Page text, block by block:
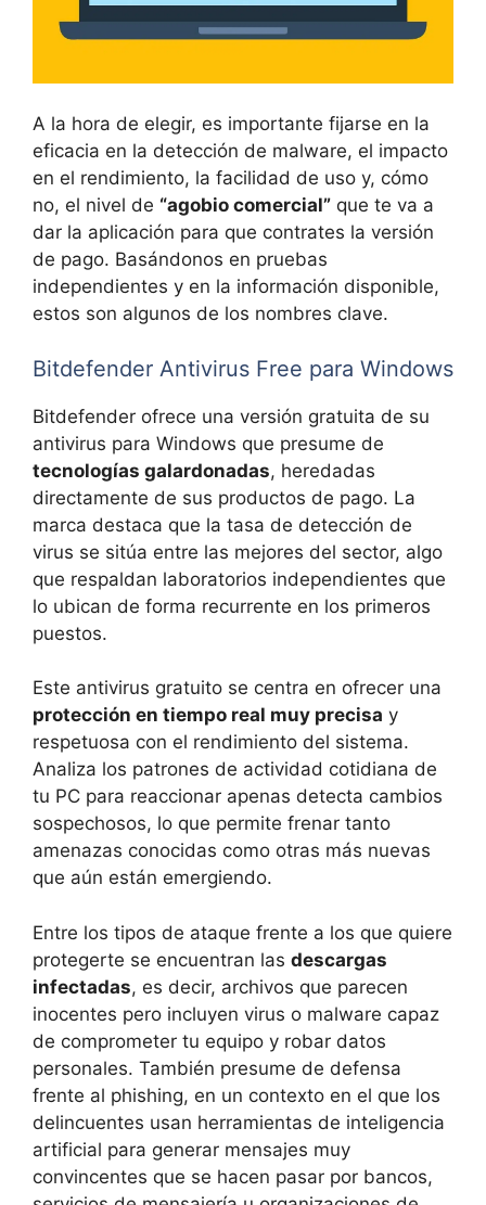
A la hora de elegir, es importante fijarse en la
eficacia en la detección de malware, el impacto
en el rendimiento, la facilidad de uso y, cómo
no, el nivel de “agobio comercial” que te va a
dar la aplicación para que contrates la versión
de pago. Basándonos en pruebas
independientes y en la información disponible,
estos son algunos de los nombres clave.
Bitdefender Antivirus Free para Windows
Bitdefender ofrece una versión gratuita de su
antivirus para Windows que presume de
tecnologías galardonadas, heredadas
directamente de sus productos de pago. La
marca destaca que la tasa de detección de
virus se sitúa entre las mejores del sector, algo
que respaldan laboratorios independientes que
lo ubican de forma recurrente en los primeros
puestos.
Este antivirus gratuito se centra en ofrecer una
protección en tiempo real muy precisa y
respetuosa con el rendimiento del sistema.
Analiza los patrones de actividad cotidiana de
tu PC para reaccionar apenas detecta cambios
sospechosos, lo que permite frenar tanto
amenazas conocidas como otras más nuevas
que aún están emergiendo.
Entre los tipos de ataque frente a los que quiere
protegerte se encuentran las descargas
infectadas, es decir, archivos que parecen
inocentes pero incluyen virus o malware capaz
de comprometer tu equipo y robar datos
personales. También presume de defensa
frente al phishing, en un contexto en el que los
delincuentes usan herramientas de inteligencia
artificial para generar mensajes muy
convincentes que se hacen pasar por bancos,